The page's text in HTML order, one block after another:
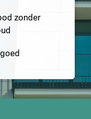
zonder